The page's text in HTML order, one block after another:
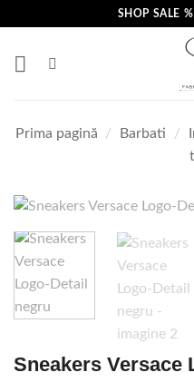
content
SHOP SALE
Prima pagină / Barbati /
Sneakers Versace